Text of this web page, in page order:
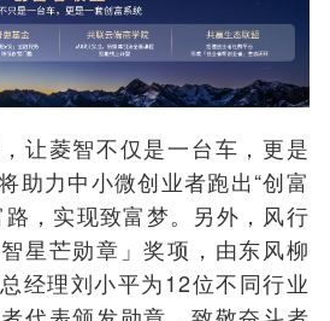
让菱智不仅是一台车，更是
助力中小微创业者跑出“创富
，实现致富梦。另外，风行
星芒勋章」奖项，由东风柳
经理刘小平为12位不同行业